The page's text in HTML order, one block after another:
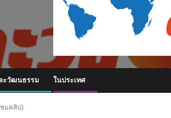
ะวัฒนธรรม ในประเทศ
มคลิป)